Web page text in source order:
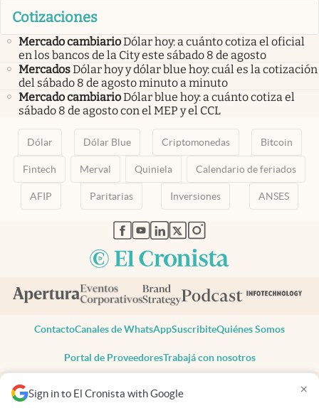
Sign in to El Cronista with Google ×
Cotizaciones
Mercado cambiarioDólar hoy: a cuánto cotiza el oficial
en los bancos de la City este sábado 8 de agosto
MercadosDólar hoy y dólar blue hoy: cuál es la cotización
del sábado 8 de agosto minuto a minuto
Mercado cambiarioDólar blue hoy: a cuánto cotiza el
sábado 8 de agosto con el MEP y el CCL
Dólar Dólar Blue Criptomonedas Bitcoin
Fintech Merval Quiniela Calendario de feriados
AFIP Paritarias Inversiones ANSES
abre en nueva pestaña
abre en nueva pestaña
abre en nueva pestaña
abre en nueva pestaña
abre en nueva pestaña
ContactoCanales de WhatsAppSuscribiteQuiénes Somos
Portal de ProveedoresTrabajá con nosotros
Todos los derechos reservados